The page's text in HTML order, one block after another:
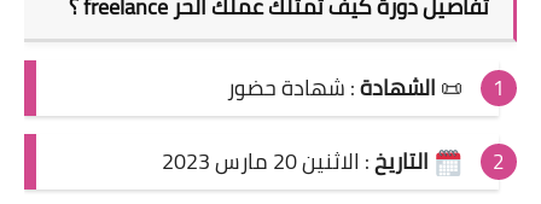
📜الشهادة: شهادة حضور
التاريخ: الاثنين 20 مارس 2023